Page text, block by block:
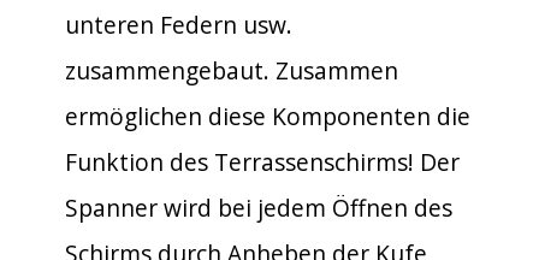
unteren Federn usw.
zusammengebaut. Zusammen
ermöglichen diese Komponenten die
Funktion des Terrassenschirms! Der
Spanner wird bei jedem Öffnen des
Schirms durch Anheben der Kufe